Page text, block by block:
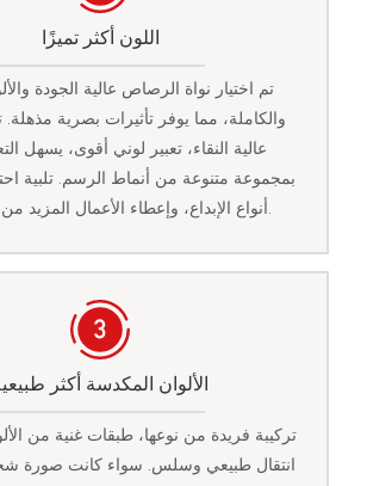
اللون أكثر تميزًا
تم اختيار نواة الرصاص عالية الجودة
والكاملة، مما يوفر تأثيرات بصرية مذهلة.
عالية النقاء، تعبير لوني أقوى، يسهل
بمجموعة متنوعة من أنماط الرسم. تلبية
أنواع الإبداع، وإعطاء الأعمال المزيد من الإمكانيات.
الألوان المكدسة أكثر
تركيبة فريدة من نوعها، طبقات غنية من
انتقال طبيعي وسلس. سواء كانت صورة